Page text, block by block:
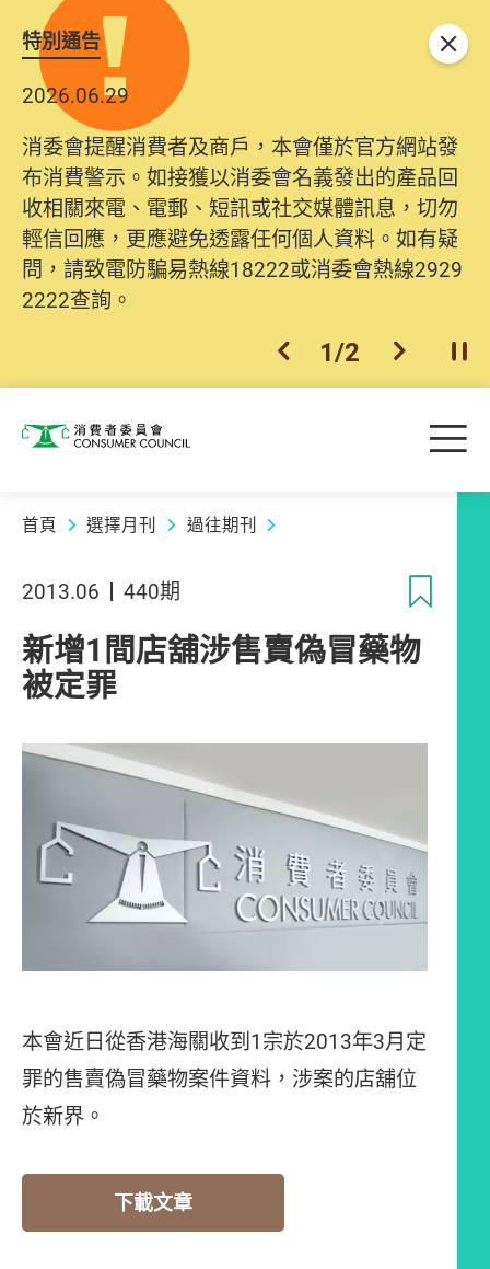
特別通告
2026.06.29
消委會提醒消費者及商戶，本會僅於官方網站發
布消費警示。如接獲以消委會名義發出的產品回
收相關來電、電郵、短訊或社交媒體訊息，切勿
輕信回應，更應避免透露任何個人資料。如有疑
問，請致電防騙易熱線18222或消委會熱線2929
2222查詢。
上一個
1/2 下一個開
關閉
消費者委員會 目
首頁 選擇月刊 過往期刊
2013.06 440期
新增1間店舖涉售賣偽冒藥物
被定罪
本會近日從香港海關收到1宗於2013年3月定
罪的售賣偽冒藥物案件資料，涉案的店舖位
於新界。
下載文章